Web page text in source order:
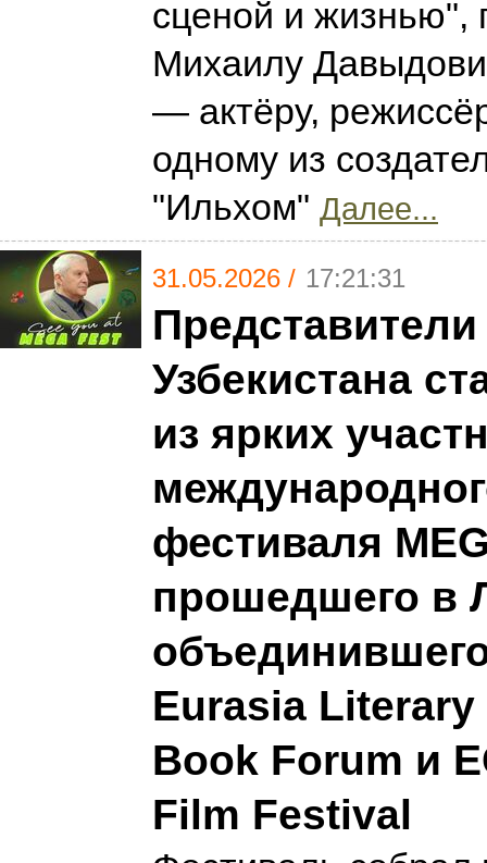
сценой и жизнью",
Михаилу
— актёру,
одному из
"Ильхом" Далее...
31.05.2026 / 17:21:31
Представители
Узбекистана
из ярких
фестиваля
прошедшего в
Eurasia
Book Forum и
Film Festival